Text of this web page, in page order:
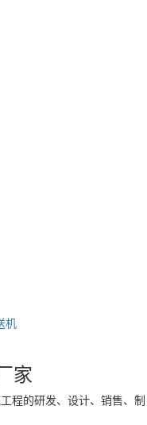
机
家
程的研发、设计、销售、制